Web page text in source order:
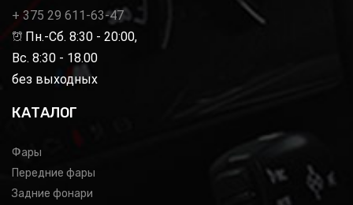
+ 375 29 611-63-47
Пн.-Сб. 8:30 - 20:00,
Вс. 8:30 - 18.00
без выходных
КАТАЛОГ
Фары
Передние фары
Задние фонари